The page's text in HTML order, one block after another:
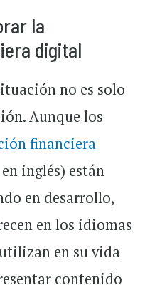
la
digital
no es solo
Aunque los
financiera
inglés) están
en desarrollo,
en los idiomas
en su vida
contenido